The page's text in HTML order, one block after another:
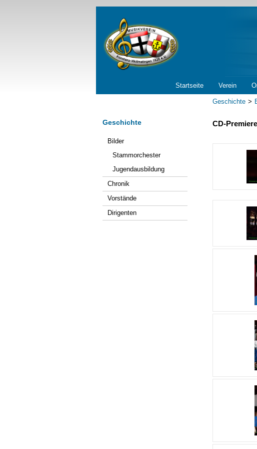
Startseite Verein
Geschichte
CD-Premiere
Geschichte
Navigation
Bilder
Stammorchester
Jugendausbildung
Chronik
Vorstände
Dirigenten